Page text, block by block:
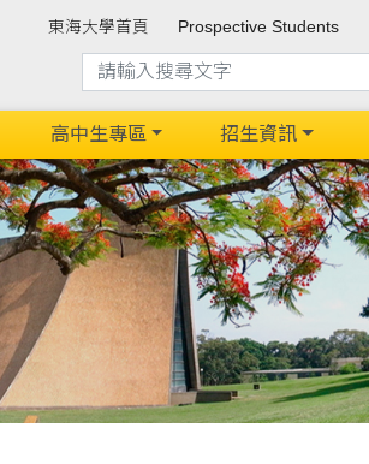
東海大學首頁 Prospective Students
高中生專區 招生資訊